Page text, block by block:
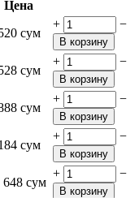
Цена
сум
+ −
В корзину
сум
+ −
В корзину
сум
+ −
В корзину
сум
+ −
В корзину
648 сум
+ −
В корзину